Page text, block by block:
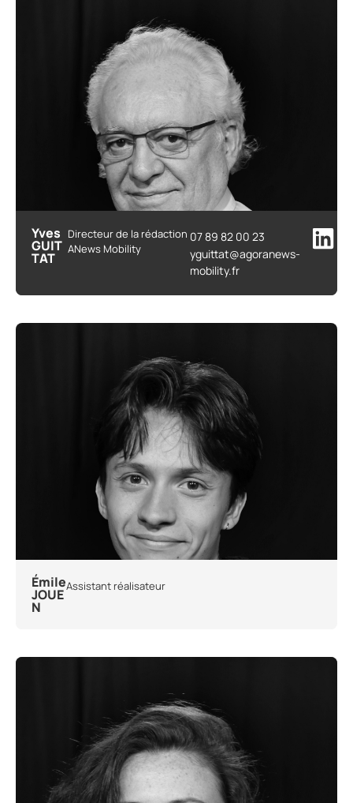
Yves
GUIT
TAT
Directeur de la rédaction
ANews Mobility
07 89 82 00 23
yguittat@agoranews-
mobility.fr
Émile
JOUE
N
Assistant réalisateur